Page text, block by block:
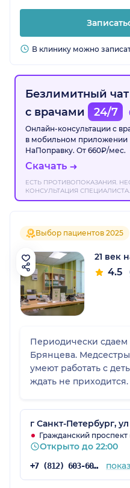
В клинику можно
Безлимитный чат
с врачами
24/7
Онлайн-консультации с
в мобильном приложении
НаПоправку. От 660₽/мес.
Скачать
ЕСТЬ ПРОТИВОПОКАЗАНИЯ.
КОНСУЛЬТАЦИЯ СПЕЦИАЛИСТА.
Выбор пациентов 2025
21 век
4.5
Периодически
Брянцева.
умеют работать с
ждать не приходится.
г Санкт-Петербург,
Гражданский проспект
Открыто до 22:00
+7 (812) 603-60-42